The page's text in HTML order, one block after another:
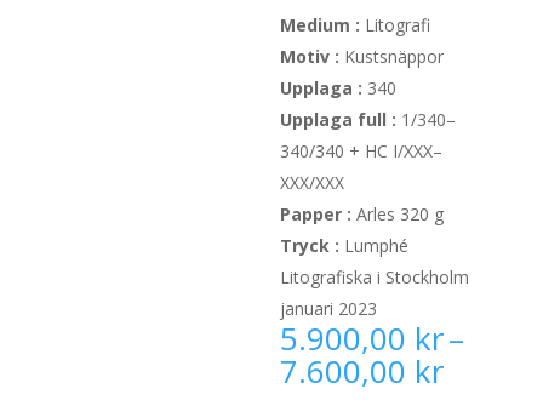
Medium : Litografi
Motiv : Kustsnäppor
Upplaga : 340
Upplaga full : 1/340–
340/340 + HC I/XXX–
XXX/XXX
Papper :Arles 320 g
Tryck : Lumphé
Litografiska i Stockholm
januari 2023
5.900,00 kr–
7.600,00 kr